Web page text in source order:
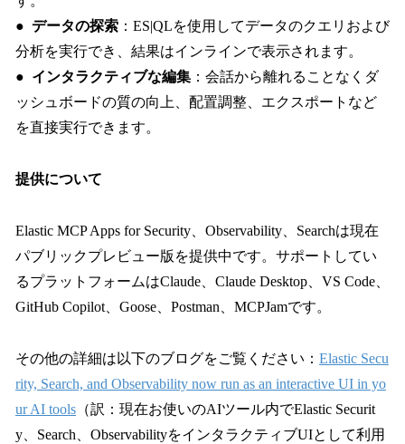
● データの探索 ：ES|QLを使用してデータのクエリおよび
分析を実行でき、結果はインラインで表示されます。
● インタラクティブな編集 ：会話から離れることなくダ
ッシュボードの質の向上、配置調整、エクスポートなど
を直接実行できます。
提供について
Elastic MCP Apps for Security、Observability、Searchは現在
パブリックプレビュー版を提供中です。サポートしてい
るプラットフォームはClaude、Claude Desktop、VS Code、
GitHub Copilot、Goose、Postman、MCPJamです。
その他の詳細は以下のブログをご覧ください： Elastic Secu
rity, Search, and Observability now run as an interactive UI in yo
ur AI tools （訳：現在お使いのAIツール内でElastic Securit
y、Search、ObservabilityをインタラクティブUIとして利用